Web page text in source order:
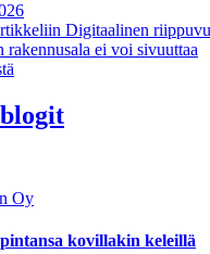
Digitaalinen
rakennusala ei voi sivuuttaa
Oy
kovillakin keleillä